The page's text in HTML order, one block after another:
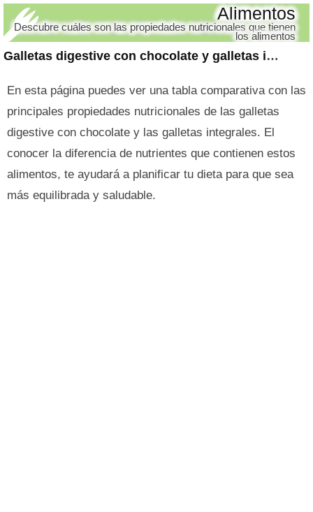
Galletas digestive con chocolate y galletas integrales
Alimentos
Descubre cuáles son las propiedades nutricionales que tienen
los alimentos
En esta página puedes ver una tabla comparativa con las
principales propiedades nutricionales de las galletas
digestive con chocolate y las galletas integrales. El
conocer la diferencia de nutrientes que contienen estos
alimentos, te ayudará a planificar tu dieta para que sea
más equilibrada y saludable.